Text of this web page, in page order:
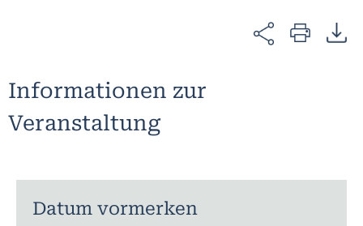
Informationen zur
Veranstaltung
Datum vormerken